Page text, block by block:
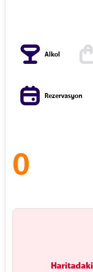
Alkol
Rezervasyon
0